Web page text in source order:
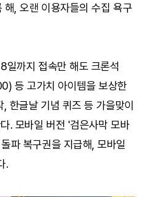
해, 오랜 이용자들의 수집 욕구
일까지 접속만 해도 크론석
등 고가치 아이템을 보상한
한글날 기념 퀴즈 등 가을맞이
. 모바일 버전 '검은사막 모바
파 복구권을 지급해, 모바일
.